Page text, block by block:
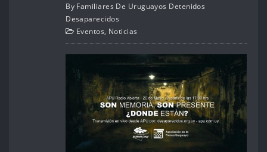
By Familiares De Uruguayos Detenidos
Desaparecidos
Eventos, Noticias